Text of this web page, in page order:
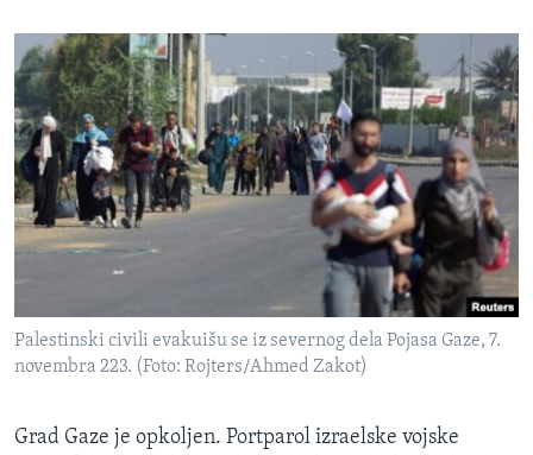
Palestinski civili evakuišu se iz severnog dela Pojasa Gaze, 7.
novembra 223. (Foto: Rojters/Ahmed Zakot)
Grad Gaze je opkoljen. Portparol izraelske vojske